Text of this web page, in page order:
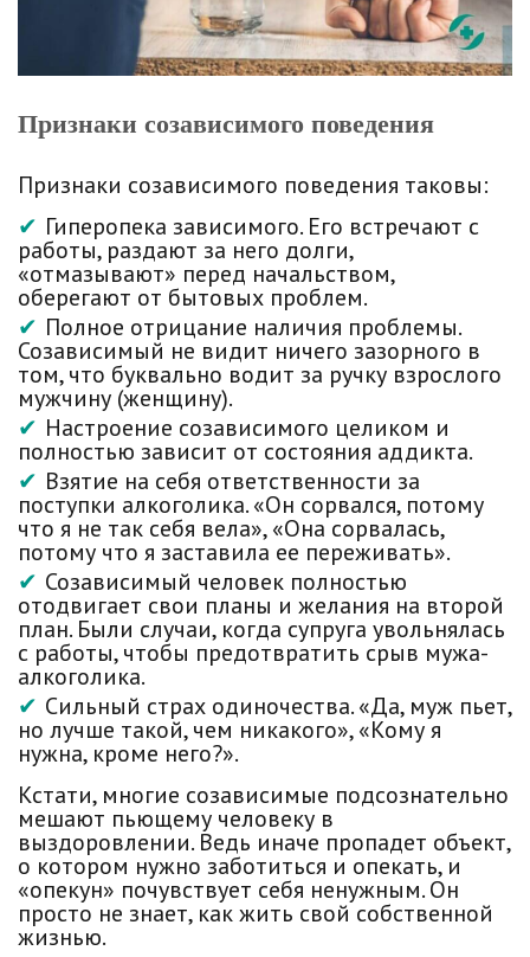
Признаки созависимого поведения
Признаки созависимого поведения таковы:
Гиперопека зависимого. Его встречают с
работы, раздают за него долги,
«отмазывают» перед начальством,
оберегают от бытовых проблем.
Полное отрицание наличия проблемы.
Созависимый не видит ничего зазорного в
том, что буквально водит за ручку взрослого
мужчину (женщину).
Настроение созависимого целиком и
полностью зависит от состояния аддикта.
Взятие на себя ответственности за
поступки алкоголика. «Он сорвался, потому
что я не так себя вела», «Она сорвалась,
потому что я заставила ее переживать».
Созависимый человек полностью
отодвигает свои планы и желания на второй
план. Были случаи, когда супруга увольнялась
с работы, чтобы предотвратить срыв мужа-
алкоголика.
Сильный страх одиночества. «Да, муж пьет,
но лучше такой, чем никакого», «Кому я
нужна, кроме него?».
Кстати, многие созависимые подсознательно
мешают пьющему человеку в
выздоровлении. Ведь иначе пропадет объект,
о котором нужно заботиться и опекать, и
«опекун» почувствует себя ненужным. Он
просто не знает, как жить свой собственной
жизнью.